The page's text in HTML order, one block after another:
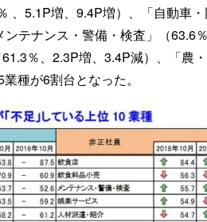
、5.1P増、9.4P増）、「自動車・
ンテナンス・警備・検査」（63.6
％、2.3P増、3.4P減）、「農・
種が6割台となった。